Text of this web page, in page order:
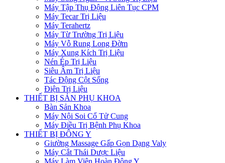
Máy Tập Thụ Động Liên Tục CPM
Máy Tecar Trị Liệu
Máy Terahertz
Máy Từ Trường Trị Liệu
Máy Vỗ Rung Long Đờm
Máy Xung Kích Trị Liệu
Nén Ép Trị Liệu
Siêu Âm Trị Liệu
Tác Động Cột Sống
Điện Trị Liệu
THIẾT BỊ SẢN PHỤ KHOA
Bàn Sản Khoa
Máy Nội Soi Cổ Tử Cung
Máy Điều Trị Bệnh Phụ Khoa
THIẾT BỊ ĐÔNG Y
Giường Massage Gấp Gọn Dạng Valy
Máy Cắt Thái Dược Liệu
Máy Làm Viên Hoàn Đông Y